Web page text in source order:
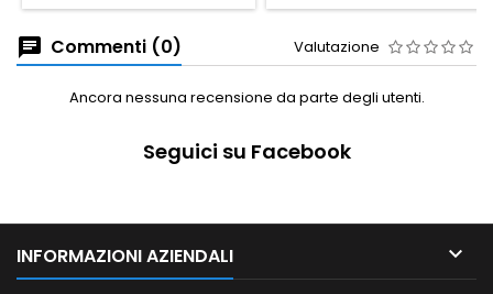
Commenti (0) Valutazione
Ancora nessuna recensione da parte degli utenti.
Seguici su Facebook
INFORMAZIONI AZIENDALI 